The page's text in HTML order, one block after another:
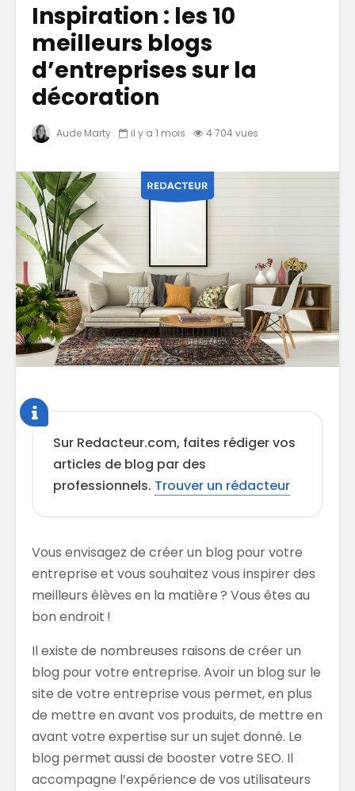
Inspiration : les 10
meilleurs blogs
d’entreprises sur la
décoration
Aude Marty il y a 1 mois 4 704 vues
Sur Redacteur.com, faites rédiger vos
articles de blog par des
professionnels. Trouver un rédacteur
Vous envisagez de créer un blog pour votre
entreprise et vous souhaitez vous inspirer des
meilleurs élèves en la matière ? Vous êtes au
bon endroit !
Il existe de nombreuses raisons de créer un
blog pour votre entreprise. Avoir un blog sur le
site de votre entreprise vous permet, en plus
de mettre en avant vos produits, de mettre en
avant votre expertise sur un sujet donné. Le
blog permet aussi de booster votre SEO. Il
accompagne l’expérience de vos utilisateurs